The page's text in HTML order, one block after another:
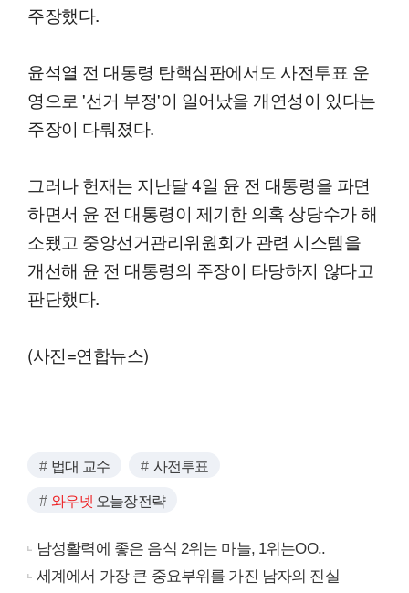
주장했다.
윤석열 전 대통령 탄핵심판에서도 사전투표 운
영으로 '선거 부정'이 일어났을 개연성이 있다는
주장이 다뤄졌다.
그러나 헌재는 지난달 4일 윤 전 대통령을 파면
하면서 윤 전 대통령이 제기한 의혹 상당수가 해
소됐고 중앙선거관리위원회가 관련 시스템을
개선해 윤 전 대통령의 주장이 타당하지 않다고
판단했다.
(사진=연합뉴스)
법대 교수 사전투표
와우넷 오늘장전략
남성활력에 좋은 음식 2위는 마늘, 1위는OO..
세계에서 가장 큰 중요부위를 가진 남자의 진실